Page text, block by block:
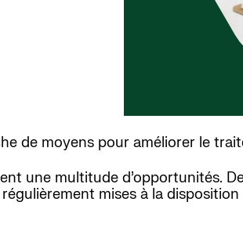
de moyens pour améliorer le
une multitude d’opportunités.
mises à la